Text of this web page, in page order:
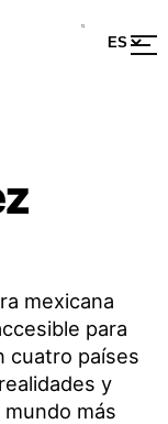
mexicana
para
cuatro países
y
más